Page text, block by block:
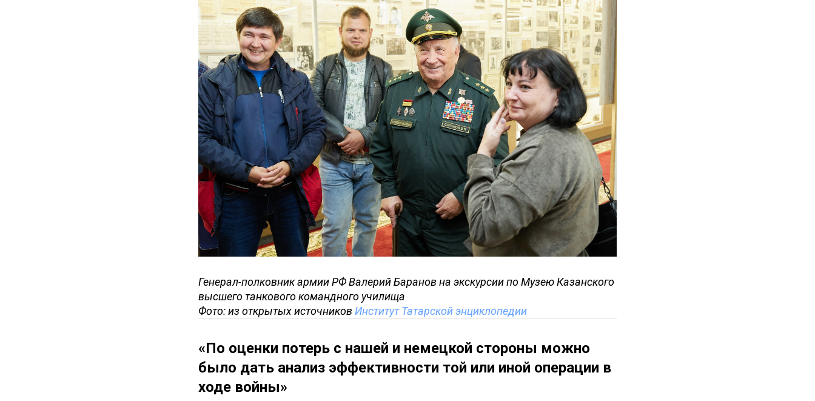
Генерал-полковник армии РФ Валерий Баранов на экскурсии по Музею Казанского
высшего танкового командного училища
Фото: из открытых источников Институт Татарской энциклопедии
«По оценки потерь с нашей и немецкой стороны можно
было дать анализ эффективности той или иной операции в
ходе войны»